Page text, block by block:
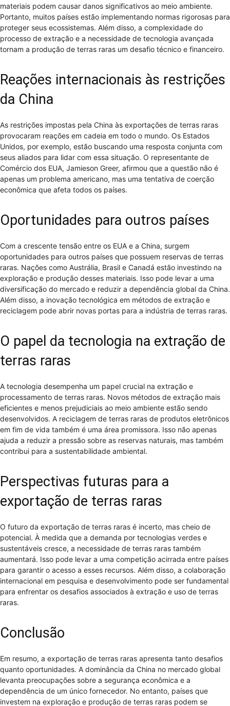
materiais podem causar danos significativos ao meio ambiente.
Portanto, muitos países estão implementando normas rigorosas para
proteger seus ecossistemas. Além disso, a complexidade do
processo de extração e a necessidade de tecnologia avançada
tornam a produção de terras raras um desafio técnico e financeiro.
Reações internacionais às restrições
da China
As restrições impostas pela China às exportações de terras raras
provocaram reações em cadeia em todo o mundo. Os Estados
Unidos, por exemplo, estão buscando uma resposta conjunta com
seus aliados para lidar com essa situação. O representante de
Comércio dos EUA, Jamieson Greer, afirmou que a questão não é
apenas um problema americano, mas uma tentativa de coerção
econômica que afeta todos os países.
Oportunidades para outros países
Com a crescente tensão entre os EUA e a China, surgem
oportunidades para outros países que possuem reservas de terras
raras. Nações como Austrália, Brasil e Canadá estão investindo na
exploração e produção desses materiais. Isso pode levar a uma
diversificação do mercado e reduzir a dependência global da China.
Além disso, a inovação tecnológica em métodos de extração e
reciclagem pode abrir novas portas para a indústria de terras raras.
O papel da tecnologia na extração de
terras raras
A tecnologia desempenha um papel crucial na extração e
processamento de terras raras. Novos métodos de extração mais
eficientes e menos prejudiciais ao meio ambiente estão sendo
desenvolvidos. A reciclagem de terras raras de produtos eletrônicos
em fim de vida também é uma área promissora. Isso não apenas
ajuda a reduzir a pressão sobre as reservas naturais, mas também
contribui para a sustentabilidade ambiental.
Perspectivas futuras para a
exportação de terras raras
O futuro da exportação de terras raras é incerto, mas cheio de
potencial. À medida que a demanda por tecnologias verdes e
sustentáveis cresce, a necessidade de terras raras também
aumentará. Isso pode levar a uma competição acirrada entre países
para garantir o acesso a esses recursos. Além disso, a colaboração
internacional em pesquisa e desenvolvimento pode ser fundamental
para enfrentar os desafios associados à extração e uso de terras
raras.
Conclusão
Em resumo, a exportação de terras raras apresenta tanto desafios
quanto oportunidades. A dominância da China no mercado global
levanta preocupações sobre a segurança econômica e a
dependência de um único fornecedor. No entanto, países que
investem na exploração e produção de terras raras podem se